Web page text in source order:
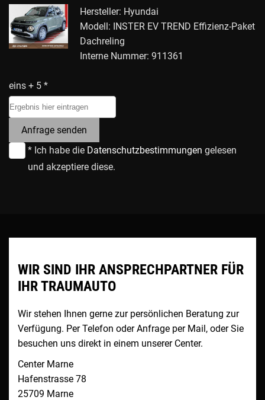
Hersteller: Hyundai
Modell: INSTER EV TREND Effizienz-Paket
Dachreling
Interne Nummer: 911361
eins + 5 *
Anfrage senden
* Ich habe die Datenschutzbestimmungen gelesen
und akzeptiere diese.
WIR SIND IHR ANSPRECHPARTNER FÜR
IHR TRAUMAUTO
Wir stehen Ihnen gerne zur persönlichen Beratung zur
Verfügung. Per Telefon oder Anfrage per Mail, oder Sie
besuchen uns direkt in einem unserer Center.
Center Marne
Hafenstrasse 78
25709 Marne